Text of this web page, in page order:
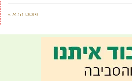
פוסט הבא »